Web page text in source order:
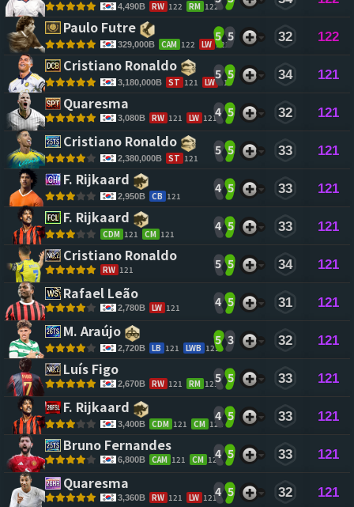
4,490B RW 122 RM 122
Paulo Futre
329,000B CAM 122 LW 122
5 5 32 122
Cristiano Ronaldo
3,180,000B ST 121 LW 119
5 5 34 121
Quaresma
3,080B RW 121 LW 1214 5 32 121
Cristiano Ronaldo
2,380,000B ST 121
5 5 33 121
F. Rijkaard
2,950B CB 121
4 5 33 121
F. Rijkaard
CDM 121 CM 121
4 5 33 121
Cristiano Ronaldo
RW 121 5 5 34 121
Rafael Leão
2,780B LW 121 4 5 31 121
M. Araújo
2,720B LB 121 LWB 121
5 3 32 121
Luís Figo
2,670B RW 121 RM 1215 5 33 121
F. Rijkaard
3,400B CDM 121 CM 121
4 5 33 121
Bruno Fernandes
6,800B CAM 121 CM 121
4 5 33 121
Quaresma
3,360B RW 121 LW 1214 5 32 121